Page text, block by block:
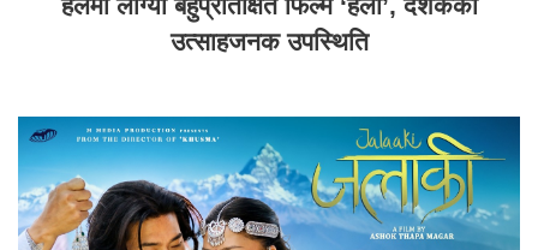
हलमा लाग्यो बहुप्रतिक्षित फिल्म ‘हली’, दर्शकको
उत्साहजनक उपस्थिति